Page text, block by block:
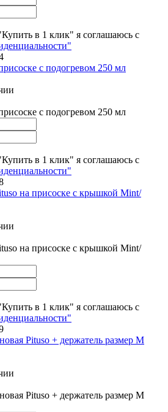
в 1 клик" я соглашаюсь с
с подогревом 250 мл
с подогревом 250 мл
в 1 клик" я соглашаюсь с
на присоске с крышкой Mint/
на присоске с крышкой Mint/
в 1 клик" я соглашаюсь с
Pituso + держатель размер M
Pituso + держатель размер M